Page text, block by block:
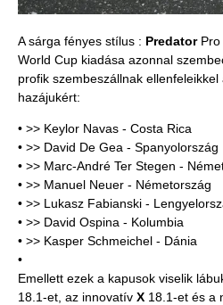
A sárga fényes stílus : Predator
World Cup kiadása azonnal
profik szembeszállnak
hazájukért:
• >> Keylor Navas - Costa Rica
• >> David De Gea - Spanyolország
• >> Marc-André Ter Stegen -
• >> Manuel Neuer - Németország
• >> Lukasz Fabianski -
• >> David Ospina - Kolumbia
• >> Kasper Schmeichel - Dánia
•
Emellett ezek a kapusok viselik
18.1-et, az innovatív X 18.1-et és a